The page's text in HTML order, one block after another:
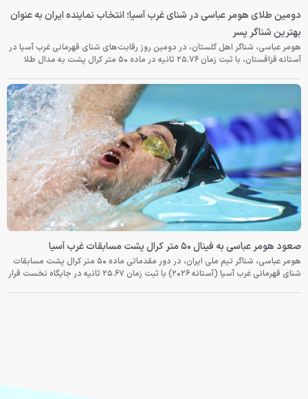
دومین طلای هومر عباسی در شنای غرب آسیا؛ انتخاب نماینده ایران به عنوان
بهترین شناگر پسر
هومر عباسی، شناگر اهل گلستان، در دومین روز رقابت‌های شنای قهرمانی غرب آسیا در
آستانه قزاقستان، با ثبت زمان ۲۵.۷۶ ثانیه در ماده ۵۰ متر کرال پشت به مدال طلا
صعود هومر عباسی به فینال ۵۰ متر کرال پشت مسابقات غرب آسیا
هومر عباسی، شناگر تیم ملی ایران، در دور مقدماتی ماده ۵۰ متر کرال پشت مسابقات
شنای قهرمانی غرب آسیا (آستانه ۲۰۲۶) با ثبت زمان ۲۵.۶۷ ثانیه در جایگاه نخست قرار